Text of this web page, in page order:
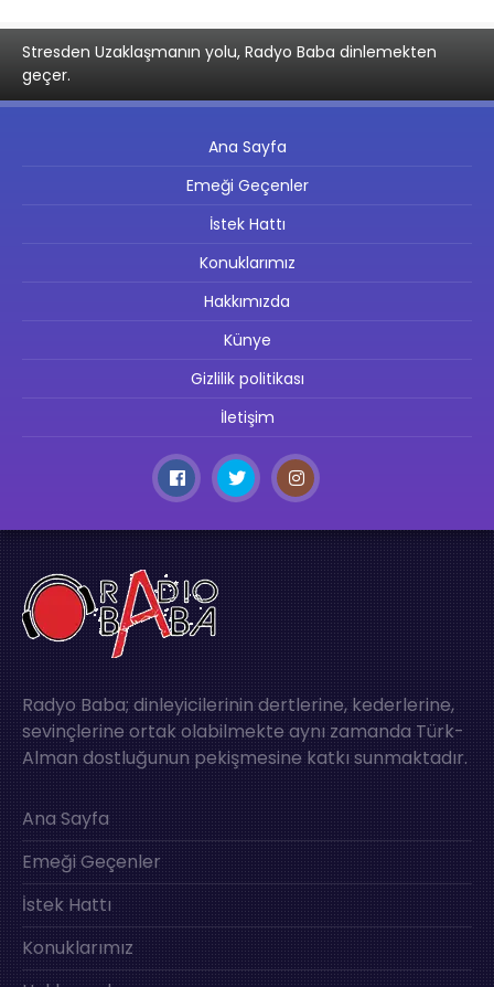
Stresden Uzaklaşmanın yolu, Radyo Baba dinlemekten
geçer.
Ana Sayfa
Emeği Geçenler
İstek Hattı
Konuklarımız
Hakkımızda
Künye
Gizlilik politikası
İletişim
Radyo Baba; dinleyicilerinin dertlerine, kederlerine,
sevinçlerine ortak olabilmekte aynı zamanda Türk-
Alman dostluğunun pekişmesine katkı sunmaktadır.
Ana Sayfa
Emeği Geçenler
İstek Hattı
Konuklarımız